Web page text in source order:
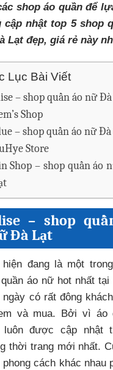
shop áo quần để
cập nhật top 5 shop
Lạt đẹp, giá rẻ này
Lục Bài Viết
– shop quần áo nữ
Shop
– shop quần áo nữ
Store
Shop – shop quần áo
– shop
Đà Lạt
hiện đang là một
áo nữ hot nhất
ngày có rất đông
và mua. Bởi vì áo
luôn được cập nhật
thời trang mới nhất.
phong cách khác nhau